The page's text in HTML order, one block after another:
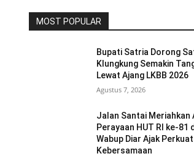
MOST POPULAR
Bupati Satria Dorong
Klungkung Semakin
Lewat Ajang LKBB 2026
Agustus 7, 2026
Jalan Santai Meriahkan
Perayaan HUT RI ke-81
Wabup Diar Ajak Perkuat
Kebersamaan